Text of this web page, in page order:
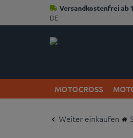
Versandkostenfrei ab
DE
MOTOCROSS
Weiter einkaufen